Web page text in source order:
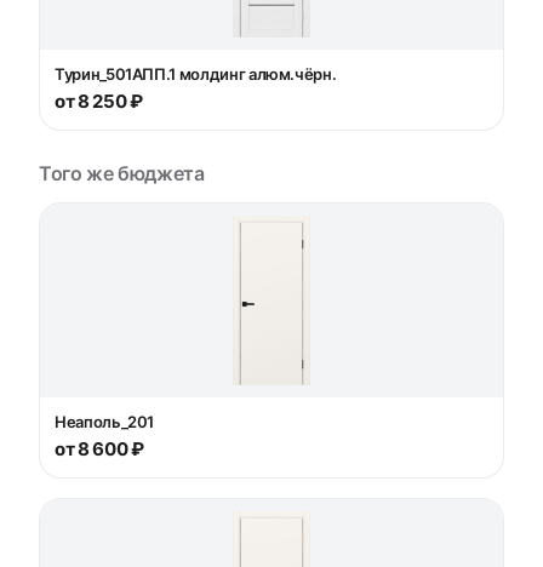
Турин_501AПП.1 молдинг алюм.чёрн.
от 8 250 ₽
Того же бюджета
Неаполь_201
от 8 600 ₽